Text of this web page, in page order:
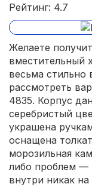
Рейтинг: 4.7
Желаете
вместительный
весьма стильно
рассмотреть
4835. Корпус
серебристый
украшена
оснащена
морозильная
либо проблем —
внутри никак